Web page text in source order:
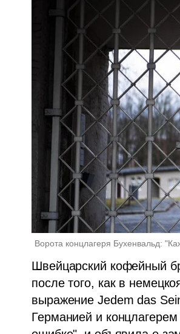
Ворота концлагеря Бухенвальд:
Швейцарский кофейный
после того, как в
выражение Jedem das
Германией и